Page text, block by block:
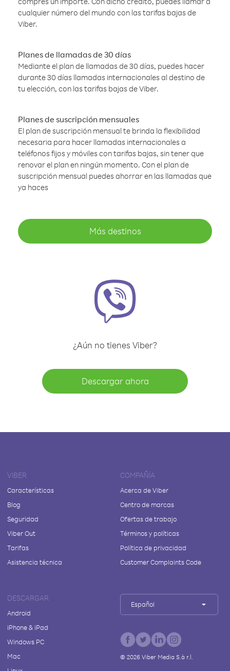
cualquier número del mundo con las tarifas bajas de
Viber.
Planes de llamadas de 30 días
Mediante el plan de llamadas de 30 días, puedes hacer
durante 30 días llamadas internacionales al destino de
tu elección, con las tarifas bajas de Viber.
Planes de suscripción mensuales
El plan de suscripción mensual te brinda la flexibilidad
necesaria para hacer llamadas internacionales a
teléfonos fijos y móviles con tarifas bajas, sin tener que
renovar el plan en ningún momento. Con el plan de
suscripción mensual puedes ahorrar en las llamadas que
ya haces
Más destinos
¿Aún no tienes Viber?
Descargar ahora
VIBER
Características
Blog
Seguridad
Viber Out
Tarifas
Asistencia técnica
COMPAÑÍA
Acerca de Viber
Centro de marcas
Ofertas de trabajo
Términos y políticas
Política de privacidad
Customer Complaints Code
DESCARGAR
Android
iPhone & iPad
Windows PC
Mac
Español
© 2026Viber Media S.à r.l.